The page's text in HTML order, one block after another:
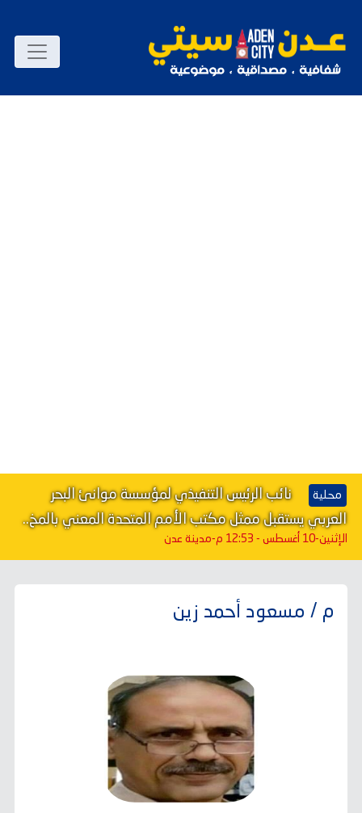
محلية
نائب الرئيس التنفيذي لمؤسسة موانئ البحر
العربي يستقبل ممثل مكتب الأمم المتحدة المعني بالمخ..
الإثنين-10 أغسطس - 12:53 م -مدينة عدن
م / مسعود أحمد زين